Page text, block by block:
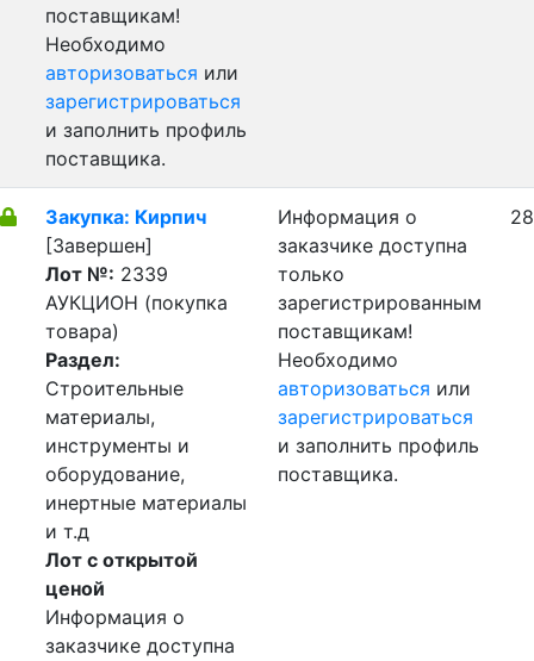
поставщикам!
Необходимо
авторизоваться или
зарегистрироваться
и заполнить профиль
поставщика.
Закупка: Кирпич
[Завершен]
Лот №: 2339
АУКЦИОН (покупка
товара)
Раздел:
Строительные
материалы,
инструменты и
оборудование,
инертные материалы
и т.д
Лот с открытой
ценой
Информация о
заказчике доступна
Информация о
заказчике доступна
только
зарегистрированным
поставщикам!
Необходимо
авторизоваться или
зарегистрироваться
и заполнить профиль
поставщика.